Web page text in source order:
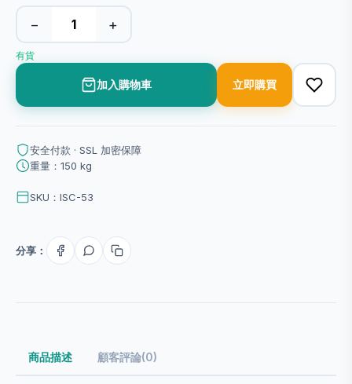
− +
有貨
加入購物車 立即購買
安全付款 · SSL 加密保障
重量：150 kg
SKU：ISC-53
分享：
商品描述 顧客評論(0)